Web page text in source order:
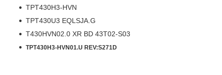
TPT430H3-HVN
TPT430U3 EQLSJA.G
T430HVN02.0 XR BD 43T02-S03
TPT430H3-HVN01.U REV:S271D